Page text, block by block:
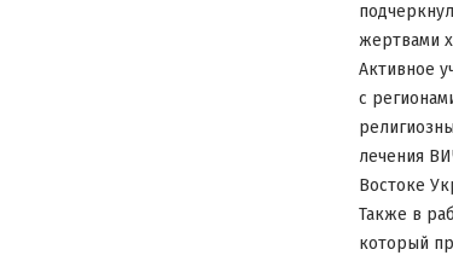
жертвами
Активное
с
лечения
Востоке
Также в
который